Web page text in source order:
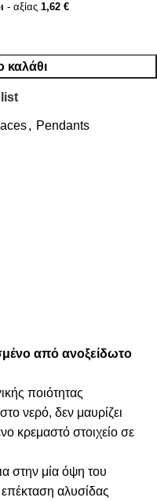
- αξίας 1,62 €
καλάθι
, Pendants
από ανοξείδωτο
ποιότητας
νερό, δεν μαυρίζει
κρεμαστό στοιχείο σε
στην μία όψη του
αλυσίδας